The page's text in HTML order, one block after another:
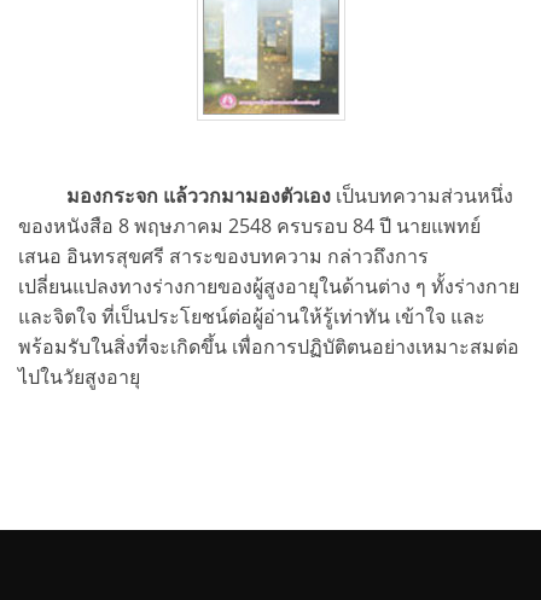
มองกระจก แล้ววกมามองตัวเอง เป็นบทความส่วนหนึ่ง
ของหนังสือ 8 พฤษภาคม 2548 ครบรอบ 84 ปี นายแพทย์
เสนอ อินทรสุขศรี สาระของบทความ กล่าวถึงการ
เปลี่ยนแปลงทางร่างกายของผู้สูงอายุในด้านต่าง ๆ ทั้งร่างกาย
และจิตใจ ที่เป็นประโยชน์ต่อผู้อ่านให้รู้เท่าทัน เข้าใจ และ
พร้อมรับในสิ่งที่จะเกิดขึ้น เพื่อการปฏิบัติตนอย่างเหมาะสมต่อ
ไปในวัยสูงอายุ